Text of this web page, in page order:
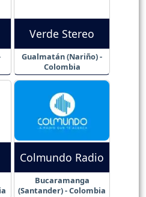
Verde Stereo
Gualmatán (Nariño) -
Colombia
Colmundo Radio
Bucaramanga
(Santander) - Colombia